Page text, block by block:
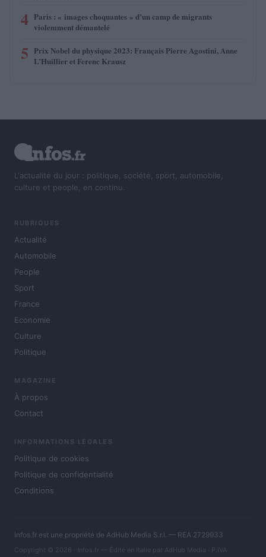
4 Paris : « images choquantes » d’un camp de migrants
violemment démantelé
5 Prix Nobel du physique 2023: Français Pierre Agostini, Anne
L’Huillier et Ferenc Krausz
L'actualité du jour : politique, société, sport, automobile,
culture et people, en continu.
RUBRIQUES
Actualité
Automobile
People
Sport
France
Economie
Culture
Politique
MAGAZINE
À propos
Contact
INFORMATIONS LÉGALES
Politique de cookies
Politique de confidentialité
Conditions
Infos.fr est une propriété de AdHub Media S.r.l. — REA 2729933
Copyright © 2026 · Infos.fr — Édité en Italie par AdHub Media · P.IVA